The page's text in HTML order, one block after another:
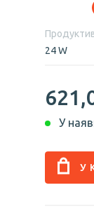
24 W
У